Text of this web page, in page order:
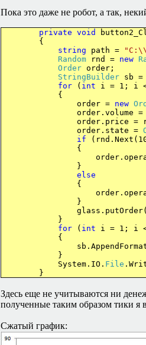
Пока это даже не робот, а так,
private void
{
string path =
Random rnd = new
Order order;
StringBuilder sb
for ( int i = 1; i <
{
order = new
order.volume =
order.price =
order.state =
if
{
}
else
{
}
}
for ( int i = 1; i
{
}
System.IO. File
}
Здесь еще не учитываются ни
полученные таким образом тики я
Сжатый график: